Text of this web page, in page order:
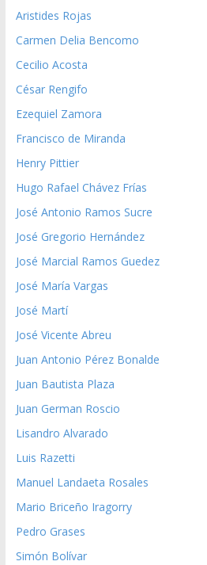
Aristides Rojas
Carmen Delia Bencomo
Cecilio Acosta
César Rengifo
Ezequiel Zamora
Francisco de Miranda
Henry Pittier
Hugo Rafael Chávez Frías
José Antonio Ramos Sucre
José Gregorio Hernández
José Marcial Ramos Guedez
José María Vargas
José Martí
José Vicente Abreu
Juan Antonio Pérez Bonalde
Juan Bautista Plaza
Juan German Roscio
Lisandro Alvarado
Luis Razetti
Manuel Landaeta Rosales
Mario Briceño Iragorry
Pedro Grases
Simón Bolívar